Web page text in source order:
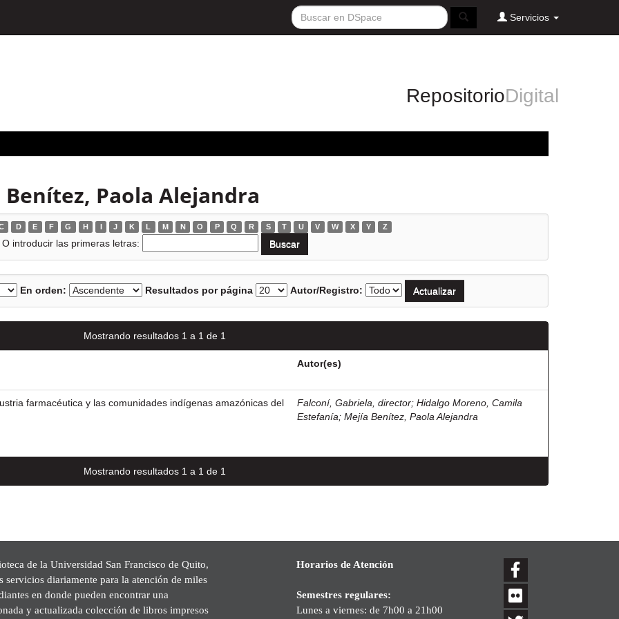
Servicios
RepositorioDigital
Paola Alejandra
D E F G H I J K L M N O P Q R S T U V W X Y Z
O introducir las primeras letras:
En orden: Resultados por página Autor/Registro:
Mostrando resultados 1 a 1 de 1
Autor(es)
farmacéutica y las comunidades indígenas amazónicas del
Falconí, Gabriela, director; Hidalgo Moreno, Camila
Estefanía; Mejía Benítez, Paola Alejandra
Mostrando resultados 1 a 1 de 1
de la Universidad San Francisco de Quito,
servicios diariamente para la atención de miles
en donde pueden encontrar una
y actualizada colección de libros impresos
Horarios de Atención
Semestres regulares:
Lunes a viernes: de 7h00 a 21h00